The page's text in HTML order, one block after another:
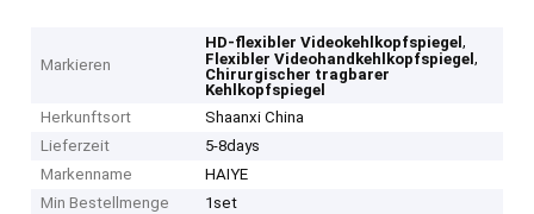
Markieren
HD-flexibler Videokehlkopfspiegel,
Flexibler Videohandkehlkopfspiegel,
Chirurgischer tragbarer
Kehlkopfspiegel
Herkunftsort
Shaanxi China
Lieferzeit
5-8days
Markenname
HAIYE
Min Bestellmenge
1set